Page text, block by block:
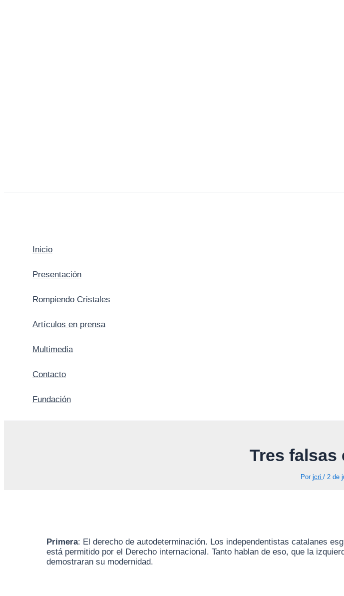
Inicio
Presentación
Rompiendo Cristales
Artículos en prensa
Multimedia
Contacto
Fundación
Tres falsas
Por jcri / 2 de
Primera: El derecho de autodeterminación. Los independentistas catalanes
está permitido por el Derecho internacional. Tanto hablan de eso, que la
demostraran su modernidad.